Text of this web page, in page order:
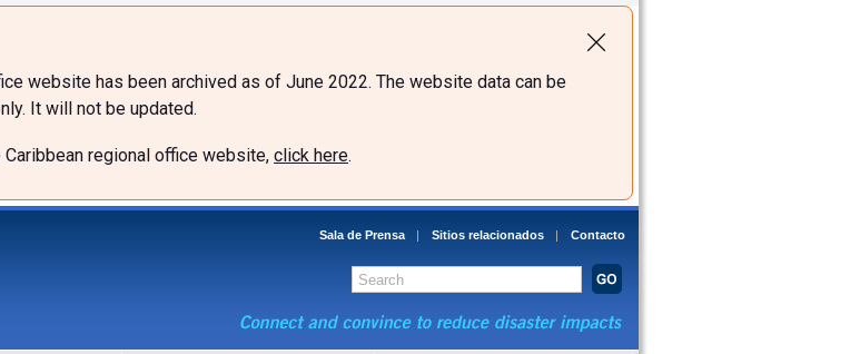
website has been archived as of June 2022. The website data can be
It will not be updated.
regional office website, click here.
Sala de Prensa Sitios relacionados Contacto